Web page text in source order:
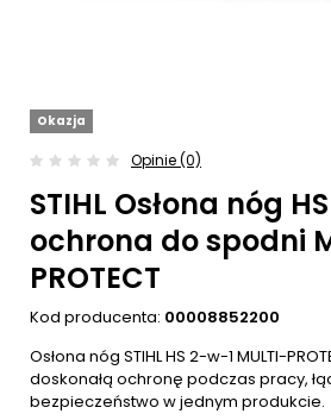
Okazja
Opinie (0)
STIHL Osłona nóg
ochrona do spodni
PROTECT
Kod producenta: 00008852200
Osłona nóg STIHL HS 2-w-1 MULTI-
doskonałą ochronę podczas pracy,
bezpieczeństwo w jednym produkcie.